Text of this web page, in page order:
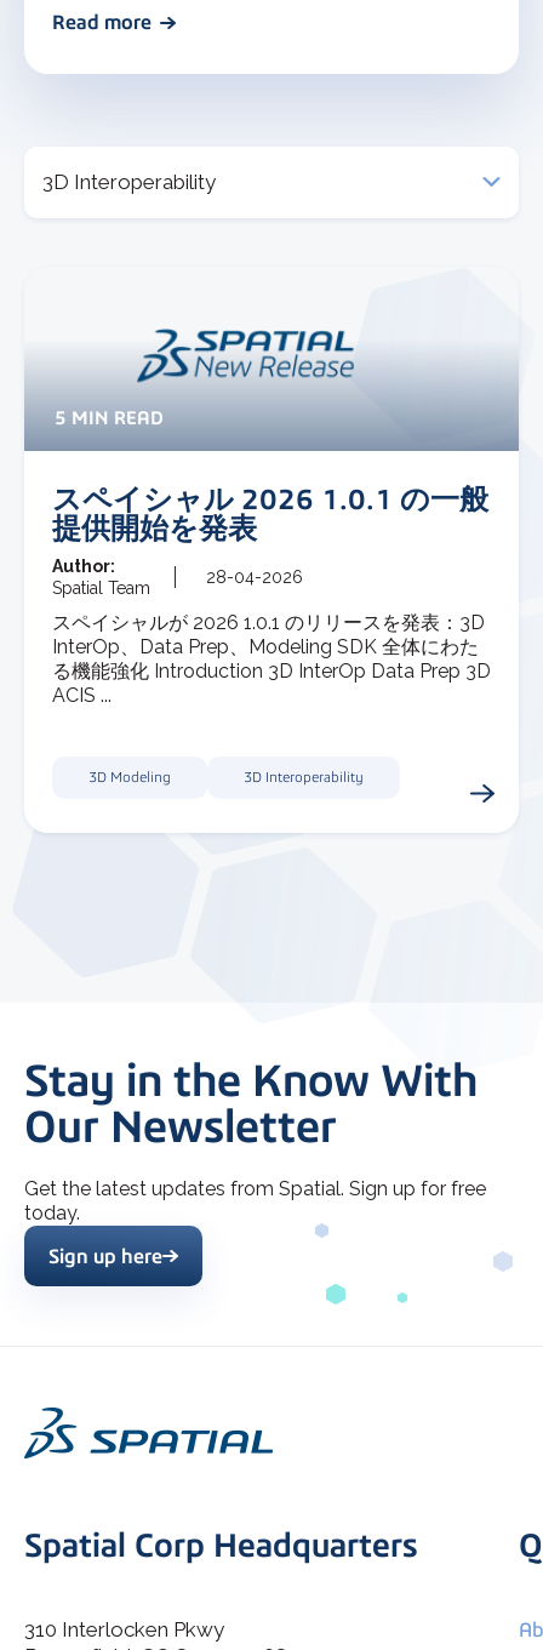
Read more
5 MIN READ
スペイシャル 2026 1.0.1 の一般
提供開始を発表
Author:
Spatial Team
28-04-2026
スペイシャルが 2026 1.0.1 のリリースを発表：3D
InterOp、Data Prep、Modeling SDK 全体にわた
る機能強化 Introduction 3D InterOp Data Prep 3D
ACIS ...
3D Modeling 3D Interoperability
Stay in the Know With
Our Newsletter
Get the latest updates from Spatial. Sign up for free
today.
Sign up here
Spatial Corp Headquarters
310 Interlocken Pkwy